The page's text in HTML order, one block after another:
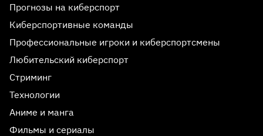
Прогнозы на киберспорт
Киберспортивные команды
Профессиональные игроки и киберспортсмены
Любительский киберспорт
Стриминг
Технологии
Аниме и манга
Фильмы и сериалы